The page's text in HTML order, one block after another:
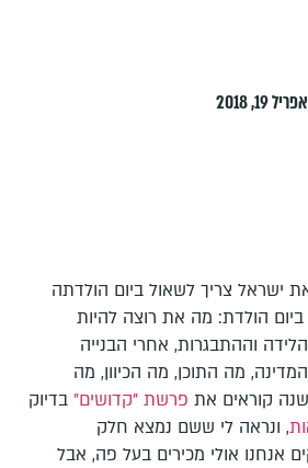
2018
ישראל צריך לשאול ביום הולדתה
הולדת: מה את רוצה להיות
וההתבגרות, אחרי הבנייה
מה התוכן, מה הכיוון, מה
קוראים את פרשת "קדושים" בדיוק
, ונראה לי ששם נמצא חלק
אנחנו אולי מכירים בעל פה, אבל